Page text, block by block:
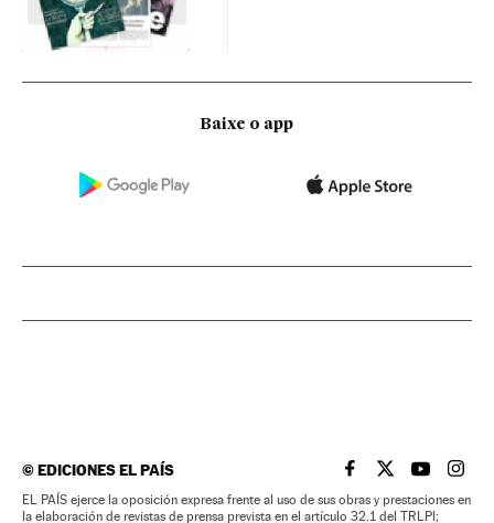
Baixe o app
©EDICIONES EL PAÍS EL PAÍS BRASIL EN
EL PAÍSEL PAÍS
EL
EL PAÍS ejerce la oposición expresa frente al uso de sus obras y prestaciones en
la elaboración de revistas de prensa prevista en el artículo 32.1 del TRLPI;